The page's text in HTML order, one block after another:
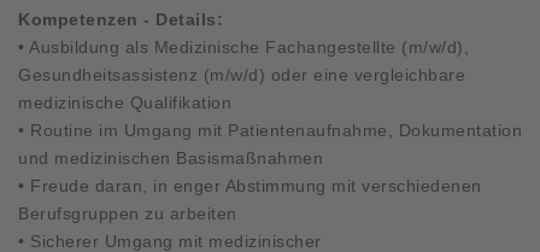
Kompetenzen - Details:
• Ausbildung als Medizinische Fachangestellte (m/w/d),
Gesundheitsassistenz (m/w/d) oder eine vergleichbare
medizinische Qualifikation
• Routine im Umgang mit Patientenaufnahme, Dokumentation
und medizinischen Basismaßnahmen
• Freude daran, in enger Abstimmung mit verschiedenen
Berufsgruppen zu arbeiten
• Sicherer Umgang mit medizinischer